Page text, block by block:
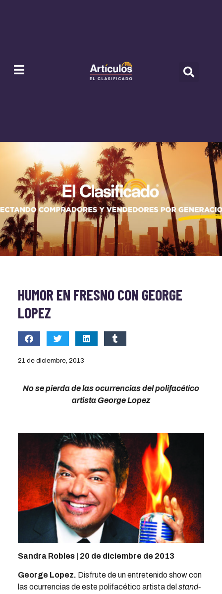
HUMOR EN FRESNO CON GEORGE
LOPEZ
21 de diciembre, 2013
No se pierda de las ocurrencias del polifacético
artista George Lopez
Sandra Robles | 20 de diciembre de 2013
George Lopez. Disfrute de un entretenido show con
las ocurrencias de este polifacético artista del stand-